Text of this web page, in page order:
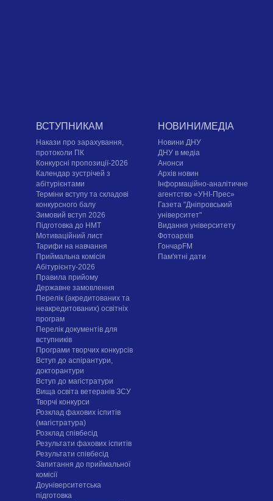
ВСТУПНИКАМ
Накази про зарахування,
протоколи ПК
Конкурсні пропозиції-2026
Календар зустрічей з
абітурієнтами
Терміни вступу та складові
конкурсного балу
Зимовий вступ 2026
Підготовка до НМТ
Мотиваційний лист
Тарифи на навчання
Приймальна комісія
Абітурієнту-2026
Правила прийому
Державне замовлення
Перелік (акредитованих та
неакредитованих) освітніх
програм
Перелік документів для
вступників
Програми творчих конкурсiв
Вступ до аспірантури,
докторантури
Вступ до магістратури
Вища освіта ветеранів ЗСУ
Творчі конкурси
Розклад фахових іспитів
(магістратура)
Розклад співбесід
Результати фахових іспитів
Результати співбесід
Запитання до приймальної
комісії
Доуніверситетська
підготовка
НОВИНИ/МЕДІА
Новини ДНУ
ДНУ в медіа
Анонси
Архів новин
Інформаційно-аналітичне
агентство «УНІ-Прес»
Газета "Дніпровський
університет"
Видання університету
Фотоархів
ГончарFM
Пам'ятні дати